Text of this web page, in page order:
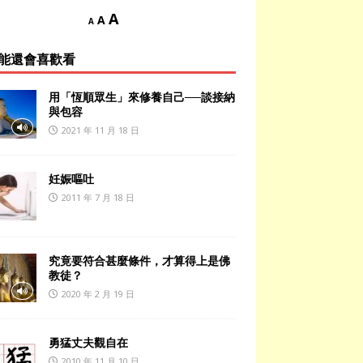
A A A
還會喜歡看
用「恆順眾生」來修養自己──談接納
與包容
2021 年 11 月 18 日
妊娠嘔吐
2011 年 7 月 18 日
究竟要符合甚麼條件，才算得上是佛
教徒？
2020 年 2 月 19 日
勇猛丈夫觀自在